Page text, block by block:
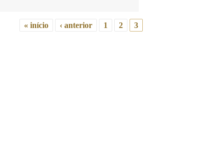
« início ‹ anterior 1 2 3